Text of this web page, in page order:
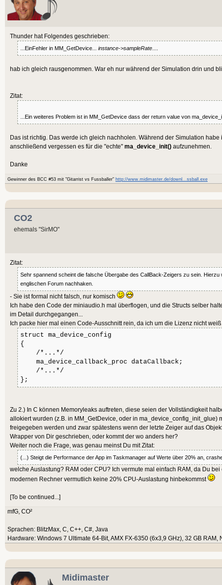
Int(Sin(arc1)*
	   Sample.
PokeShort
Int(Sin(arc2)*10000.0)
End
Channels:
			_SetDeviceConfig
DeviceConfig, Format, Channels,
UserCallBackPointer
Method
(Device:Byte Ptr)
End Method
(Device:
End Method
Method
(Device:
End Method
End
Type
Extern "C"
Function
DeviceType:Int ) =
Function
Ptr, Format:Int, Channels:Int,
Function
Ptr) = "ma_device_start"
Function _StopDevice:
Ptr
) = "ma_device_stop"
// Device Filler:
void MM_SetDeviceConfig
*config, int format, int
printf("FILL_VALUE_B \n");
config-
config-
printf("set sample rate= %i
config->dataCallback=
printf("set callback
>dataCallback);
}
struct ma_device
ma_device_config *config) {
printf("CREATE A DEVICE
struct ma_device *instance;
int length = sizeof(struct
instance = (struct
ma_device_init( NULL,
printf("set sample rate= %i
>sampleRate);
return instance;
}
Thunder hat Folgendes geschrieben:
...EinFehler in MM_GetDevice... instance->sampleRate
hab ich gleich rausgenommen. War eh nur während der Simulation drin und
Zitat:
...Ein weiteres Problem ist in MM_GetDevice dass der return value von
Das ist richtig. Das werde ich gleich nachholen. Während der Simulation
anschließend vergessen es für die "echte" ma_device_init() aufzunehmen.
Danke
Gewinner des BCC #53 mit "Gitarrist vs Fussballer" http://www.midimaster.de/downl...ssball.exe
CO2
ehemals "SirMO"
Zitat:
Sehr spannend scheint die falsche Übergabe des CallBack-Zeigers zu sein.
englischen Forum nachhaken.
- Sie ist formal nicht falsch, nur komisch
Ich habe den Code der miniaudio.h mal überflogen, und die Structs selber
im Detail durchgegangen...
Ich packe hier mal einen Code-Ausschnitt rein, da ich um die Lizenz nicht weiß
struct ma_device_config
{
/*...*/
ma_device_callback_proc dataCallback;
/*...*/
};
Zu 2.) In C können Memoryleaks auftreten, diese seien der Vollständigkeit
allokiert wurden (z.B. in MM_GetDevice, oder in ma_device_config_init_glue)
freigegeben werden und zwar spätestens wenn der letzte Zeiger auf das
Wrapper von Dir geschrieben, oder kommt der wo anders her?
Weiter noch die Frage, was genau meinst Du mit Zitat:
(...) Steigt die Performance der App im Taskmanager auf Werte über 20% an,
welche Auslastung? RAM oder CPU? Ich vermute mal einfach RAM, da Du
modernen Rechner vermutlich keine 20% CPU-Auslastung hinbekommst
[To be continued...]
mfG, CO²
Sprachen: BlitzMax, C, C++, C#, Java
Hardware: Windows 7 Ultimate 64-Bit, AMX FX-6350 (6x3,9 GHz), 32 GB RAM,
Midimaster